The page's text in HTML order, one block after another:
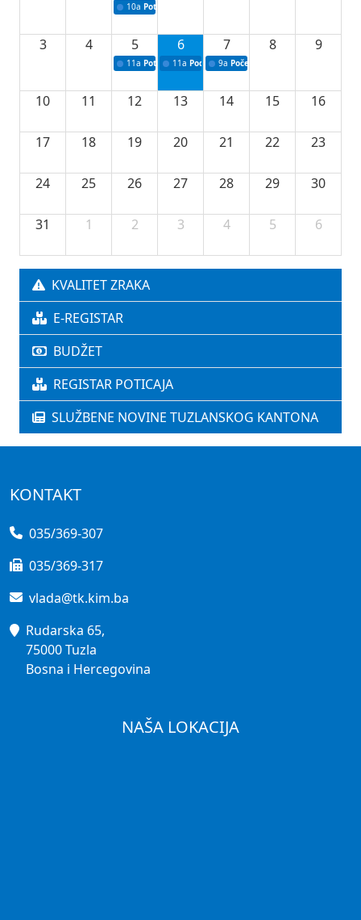
10a Potpisivanje ugovora sa neprofitnim
3 4 5
11a Potpisivanje ugovora o stipendijama za
6
11a Podrška razvoju vodne infrastrukture u
7
9a Početak izgradnje nove
8 9
10 11 12 13 14 15 16
17 18 19 20 21 22 23
24 25 26 27 28 29 30
31 1 2 3 4 5 6
KVALITET ZRAKA
E-REGISTAR
BUDŽET
REGISTAR POTICAJA
SLUŽBENE NOVINE TUZLANSKOG KANTONA
KONTAKT
035/369-307
035/369-317
vlada@tk.kim.ba
Rudarska 65,
75000 Tuzla
Bosna i Hercegovina
NAŠA LOKACIJA